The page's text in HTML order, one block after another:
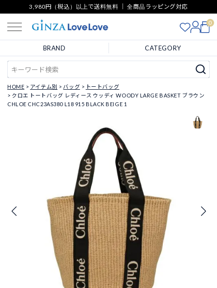
3,980円（税込）以上で送料無料 ｜ 全商品ラッピング対応
0
BRAND CATEGORY
HOME アイテム別 バッグ
トートバッグ
クロエ トートバッグ レディース ウッディ WOODY LARGE BASKET ブラウン
CHLOE CHC23AS380 L18 915 BLACK BEIGE 1